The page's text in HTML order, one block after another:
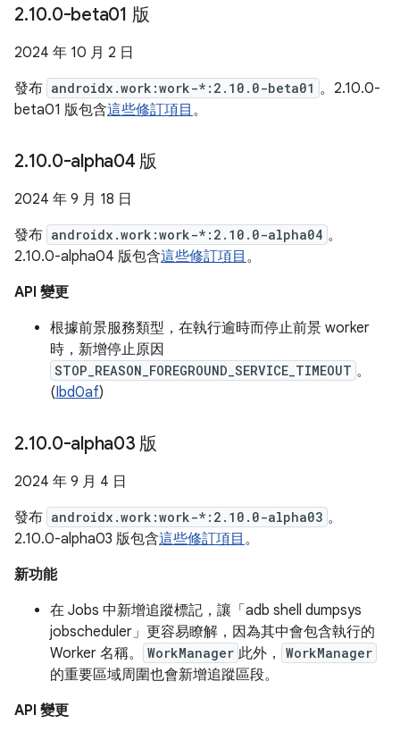
2.10.0-beta01 版
2024 年 10 月 2 日
發布 androidx.work:work-*:2.10.0-beta01 。2.10.0-
beta01 版包含這些修訂項目 。
2.10.0-alpha04 版
2024 年 9 月 18 日
發布 androidx.work:work-*:2.10.0-alpha04 。
2.10.0-alpha04 版包含這些修訂項目 。
API 變更
根據前景服務類型，在執行逾時而停止前景 worker
時，新增停止原因
STOP_REASON_FOREGROUND_SERVICE_TIMEOUT 。
(Ibd0af)
2.10.0-alpha03 版
2024 年 9 月 4 日
發布 androidx.work:work-*:2.10.0-alpha03 。
2.10.0-alpha03 版包含這些修訂項目 。
新功能
在 Jobs 中新增追蹤標記，讓「adb shell dumpsys
jobscheduler」更容易瞭解，因為其中會包含執行的
Worker 名稱。
WorkManager 此外， WorkManager
的重要區域周圍也會新增追蹤區段。
API 變更